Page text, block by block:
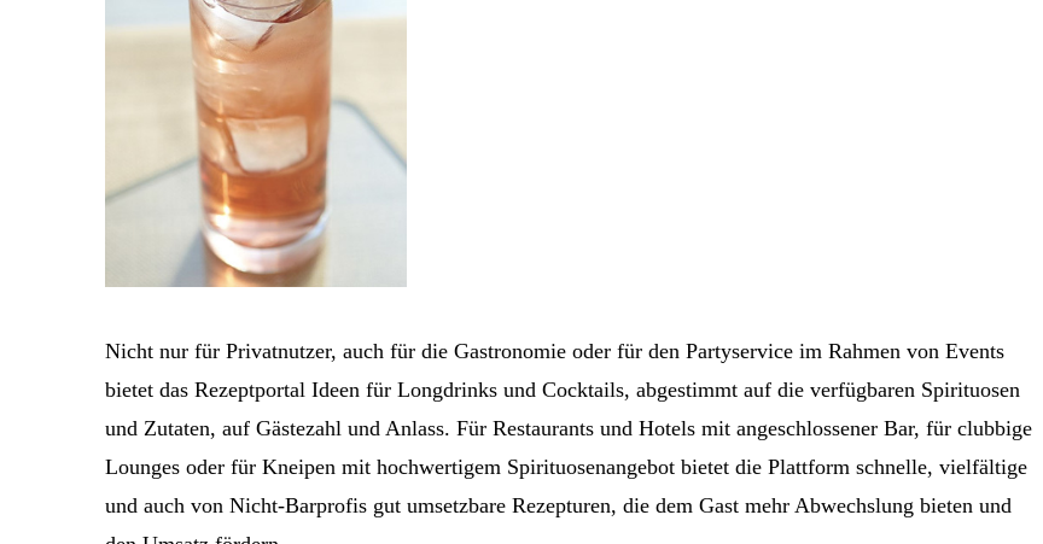
Nicht nur für Privatnutzer, auch für die Gastronomie oder für den Partyservice im Rahmen von Events
bietet das Rezeptportal Ideen für Longdrinks und Cocktails, abgestimmt auf die verfügbaren Spirituosen
und Zutaten, auf Gästezahl und Anlass. Für Restaurants und Hotels mit angeschlossener Bar, für clubbige
Lounges oder für Kneipen mit hochwertigem Spirituosenangebot bietet die Plattform schnelle, vielfältige
und auch von Nicht-Barprofis gut umsetzbare Rezepturen, die dem Gast mehr Abwechslung bieten und